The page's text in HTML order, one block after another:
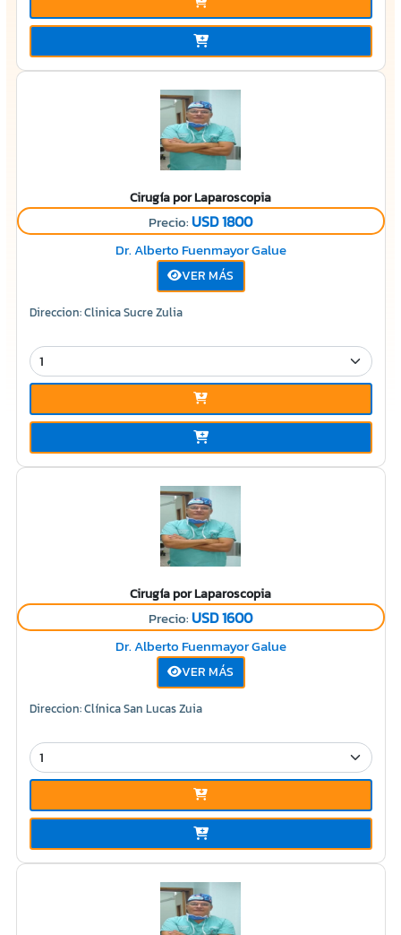
Cirugía por Laparoscopia
Precio: USD 1800
Dr. Alberto Fuenmayor Galue
VER MÁS
Direccion: Clinica Sucre Zulia
Cirugía por Laparoscopia
Precio: USD 1600
Dr. Alberto Fuenmayor Galue
VER MÁS
Direccion: Clínica San Lucas Zuia